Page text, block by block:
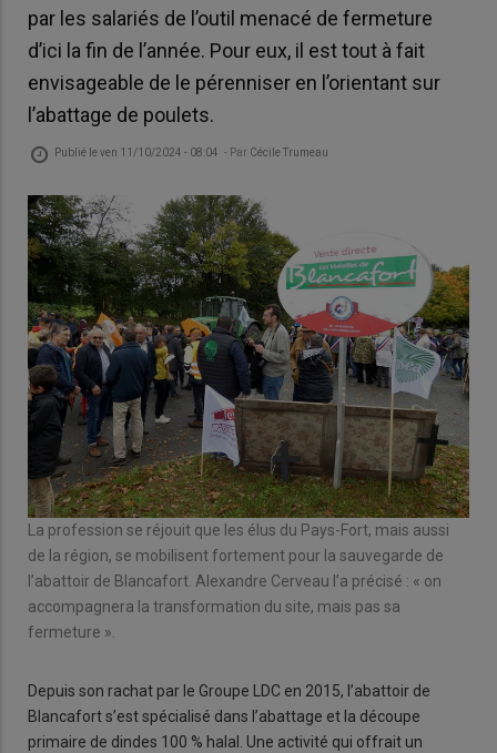
par les salariés de l’outil menacé de fermeture
d’ici la fin de l’année. Pour eux, il est tout à fait
envisageable de le pérenniser en l’orientant sur
l’abattage de poulets.
Publié leven 11/10/2024 - 08:04 - Par Cécile Trumeau
La profession se réjouit que les élus du Pays-Fort, mais aussi
de la région, se mobilisent fortement pour la sauvegarde de
l’abattoir de Blancafort. Alexandre Cerveau l’a précisé : « on
accompagnera la transformation du site, mais pas sa
fermeture ».
Depuis son rachat par le Groupe LDC en 2015, l’abattoir de
Blancafort s’est spécialisé dans l’abattage et la découpe
primaire de dindes 100 % halal. Une activité qui offrait un